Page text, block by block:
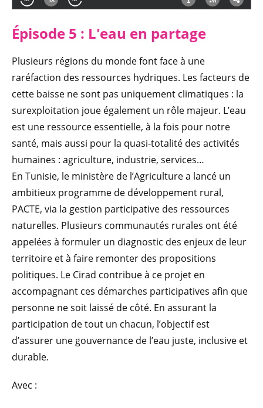
Épisode 5 : L'eau en partage
Plusieurs régions du monde font face à une
raréfaction des ressources hydriques. Les facteurs de
cette baisse ne sont pas uniquement climatiques : la
surexploitation joue également un rôle majeur. L’eau
est une ressource essentielle, à la fois pour notre
santé, mais aussi pour la quasi-totalité des activités
humaines : agriculture, industrie, services…
En Tunisie, le ministère de l’Agriculture a lancé un
ambitieux programme de développement rural,
PACTE, via la gestion participative des ressources
naturelles. Plusieurs communautés rurales ont été
appelées à formuler un diagnostic des enjeux de leur
territoire et à faire remonter des propositions
politiques. Le Cirad contribue à ce projet en
accompagnant ces démarches participatives afin que
personne ne soit laissé de côté. En assurant la
participation de tout un chacun, l’objectif est
d’assurer une gouvernance de l’eau juste, inclusive et
durable.
Avec :